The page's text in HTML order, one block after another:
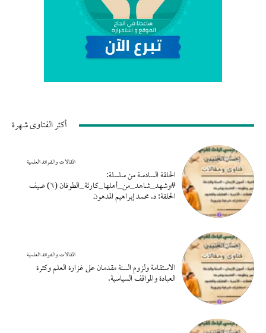
أكثر الفتاوى شهرة
المقالات والفوائد العلمية
الحلقة السادسة من سلسلة:
#وشهد_شاهد_من_أهلها_كارثة_الطوفان (٦) ضيف
الحلقة: د. محمد إبراهيم المدهون
المقالات والفوائد العلمية
الاستقامة ولزوم السنة مقدمان على غزارة العلم وكثرة
العبادة والمواقف السياسية.